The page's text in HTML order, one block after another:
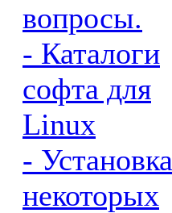
вопросы.
- Каталоги
софта для
Linux
- Установка
некоторых